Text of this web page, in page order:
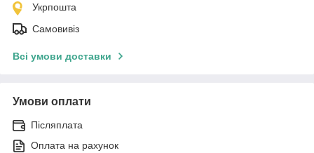
Укрпошта
Самовивіз
Всі умови доставки
Умови оплати
Післяплата
Оплата на рахунок